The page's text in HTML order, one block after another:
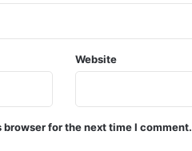
Website
for the next time I comment.